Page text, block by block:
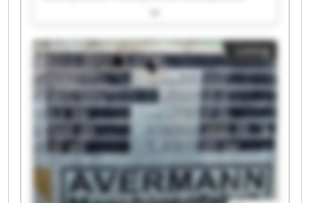
Hazaizgradnja Hazaizgradnja Hazaizgradnja
Hazaizgradnja Hazaizgradnja Hazaizgradnja
Hazaizgradnja Hazaizgradnja Hazaizgradnja
Hazaizgradnja Hazaizgradnja
Listing